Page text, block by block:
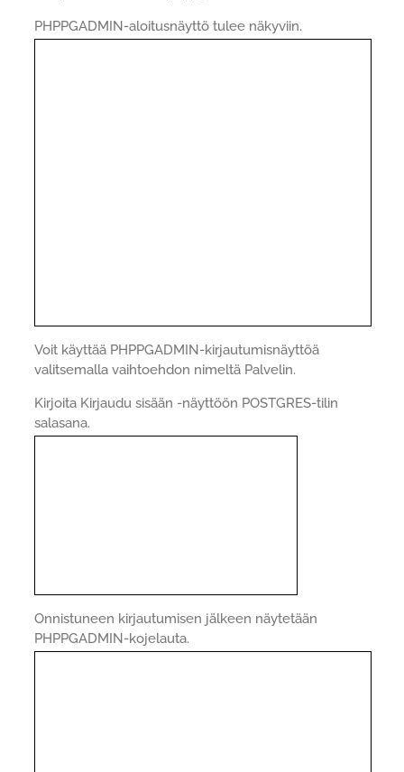
PHPPGADMIN-aloitusnäyttö tulee näkyviin.
Voit käyttää PHPPGADMIN-kirjautumisnäyttöä
valitsemalla vaihtoehdon nimeltä Palvelin.
Kirjoita Kirjaudu sisään -näyttöön POSTGRES-tilin
salasana.
Onnistuneen kirjautumisen jälkeen näytetään
PHPPGADMIN-kojelauta.